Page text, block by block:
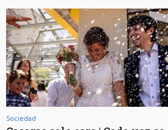
Sociedad